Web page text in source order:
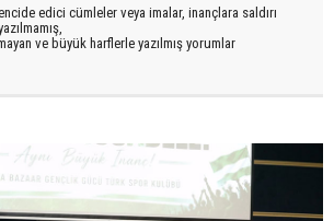
edici cümleler veya imalar, inançlara saldırı
ve büyük harflerle yazılmış yorumlar